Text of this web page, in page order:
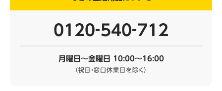
0120‐540‐712
月曜日～金曜日 10:00～16:00
（祝日・窓口休業日を除く）